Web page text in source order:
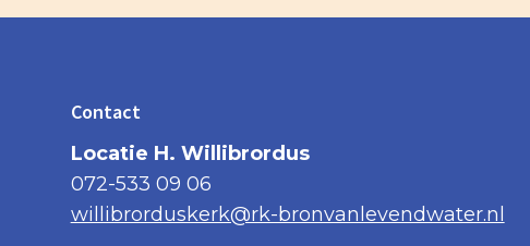
Contact
Locatie H. Willibrordus
072-533 09 06
willibrorduskerk@rk-bronvanlevendwater.nl